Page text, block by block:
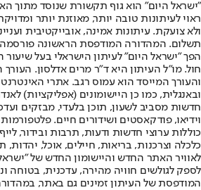
"ישראל היום" הוא גוף תקשורת שנוסד מתוך
ראוי לעיתונות טובה יותר, מאוזנת יותר
ולא צועקת. עיתונות אמינה, אובייקטיבית
הפך "ישראל היום" לעיתון הישראלי בעל
חול. מו"ל העיתון היא ד"ר מרים אדלסון.
והעורך המייסד הוא עמוס רגב. אתרי
חדשות מסביב לשעון, תוכן בלעדי, מבזקים
וידיאו, פודקאסטים ושידורים חיים.
כוללות ערוצי חדשות ודעות, תרבות ובידור,
לאוויר האתר החדש והיישומון החדש של
לספק לגולשים חוויה מהירה, עדכנית, בטוחה
המודפסת של העיתון זמינים גם באתר,